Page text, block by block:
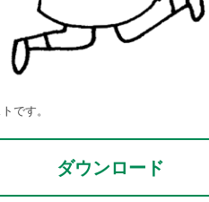
です。
ダウンロード